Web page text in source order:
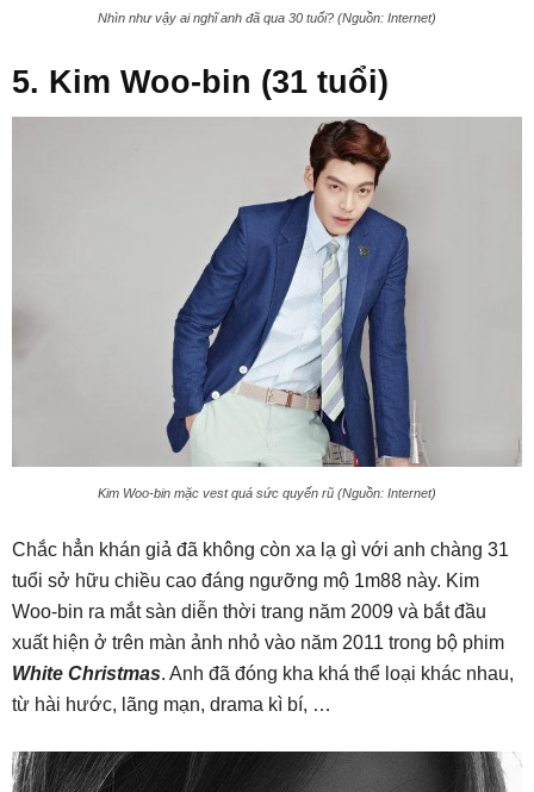
Nhìn như vậy ai nghĩ anh đã qua 30 tuổi? (Nguồn: Internet)
5. Kim Woo-bin (31 tuổi)
Kim Woo-bin mặc vest quá sức quyến rũ (Nguồn: Internet)
Chắc hẳn khán giả đã không còn xa lạ gì với anh chàng 31
tuổi sở hữu chiều cao đáng ngưỡng mộ 1m88 này. Kim
Woo-bin ra mắt sàn diễn thời trang năm 2009 và bắt đầu
xuất hiện ở trên màn ảnh nhỏ vào năm 2011 trong bộ phim
White Christmas. Anh đã đóng kha khá thể loại khác nhau,
từ hài hước, lãng mạn, drama kì bí, …